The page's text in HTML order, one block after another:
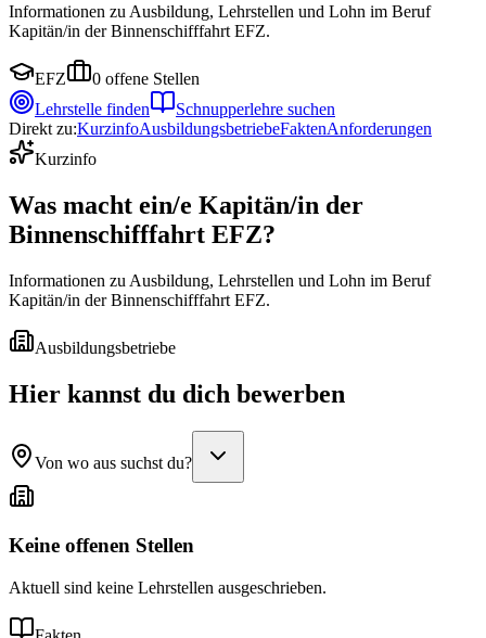
Informationen zu Ausbildung, Lehrstellen und Lohn im Beruf
Kapitän/in der Binnenschifffahrt EFZ.
EFZ 0 offene Stellen
Lehrstelle finden
Schnupperlehre suchen
Direkt zu:KurzinfoAusbildungsbetriebeFaktenAnforderungen
Kurzinfo
Was macht ein/e Kapitän/in der
Binnenschifffahrt EFZ?
Informationen zu Ausbildung, Lehrstellen und Lohn im Beruf
Kapitän/in der Binnenschifffahrt EFZ.
Ausbildungsbetriebe
Hier kannst du dich bewerben
Von wo aus suchst du?
Keine offenen Stellen
Aktuell sind keine Lehrstellen ausgeschrieben.